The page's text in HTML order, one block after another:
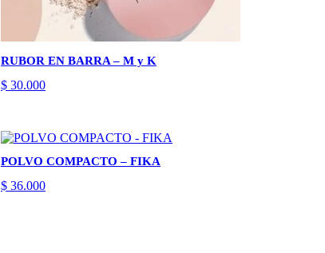
RUBOR EN BARRA – M y K
$30.000
POLVO COMPACTO – FIKA
$36.000